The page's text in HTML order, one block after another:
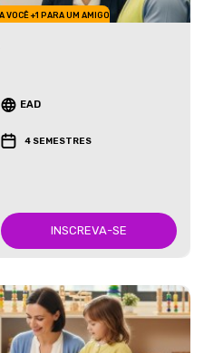
VOCÊ +1 PARA UM AMIGO
EAD
4 SEMESTRES
INSCREVA-SE